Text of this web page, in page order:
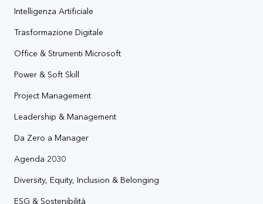
Intelligenza Artificiale
Trasformazione Digitale
Office & Strumenti Microsoft
Power & Soft Skill
Project Management
Leadership & Management
Da Zero a Manager
Agenda 2030
Diversity, Equity, Inclusion & Belonging
ESG & Sostenibilità